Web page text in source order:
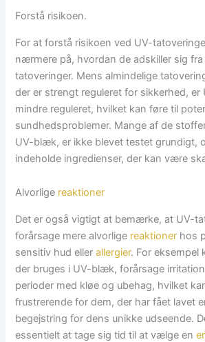
Forstå risikoen.
For at forstå risikoen ved UV-
nærmere på, hvordan de adskiller sig
tatoveringer. Mens almindelige
der er strengt reguleret for sikkerhed,
mindre reguleret, hvilket kan føre til
sundhedsproblemer. Mange af de
UV-blæk, er ikke blevet testet grundigt,
indeholde ingredienser, der kan være
Alvorlige reaktioner
Det er også vigtigt at bemærke, at UV-
forårsage mere alvorlige reaktioner hos
sensitiv hud ellerallergier. For eksempel
der bruges i UV-blæk, forårsage
perioder med kløe og ubehag, hvilket
frustrerende for dem, der har fået lavet
begejstring for dens unikke udseende.
essentielt at tage sig tid til at vælge en